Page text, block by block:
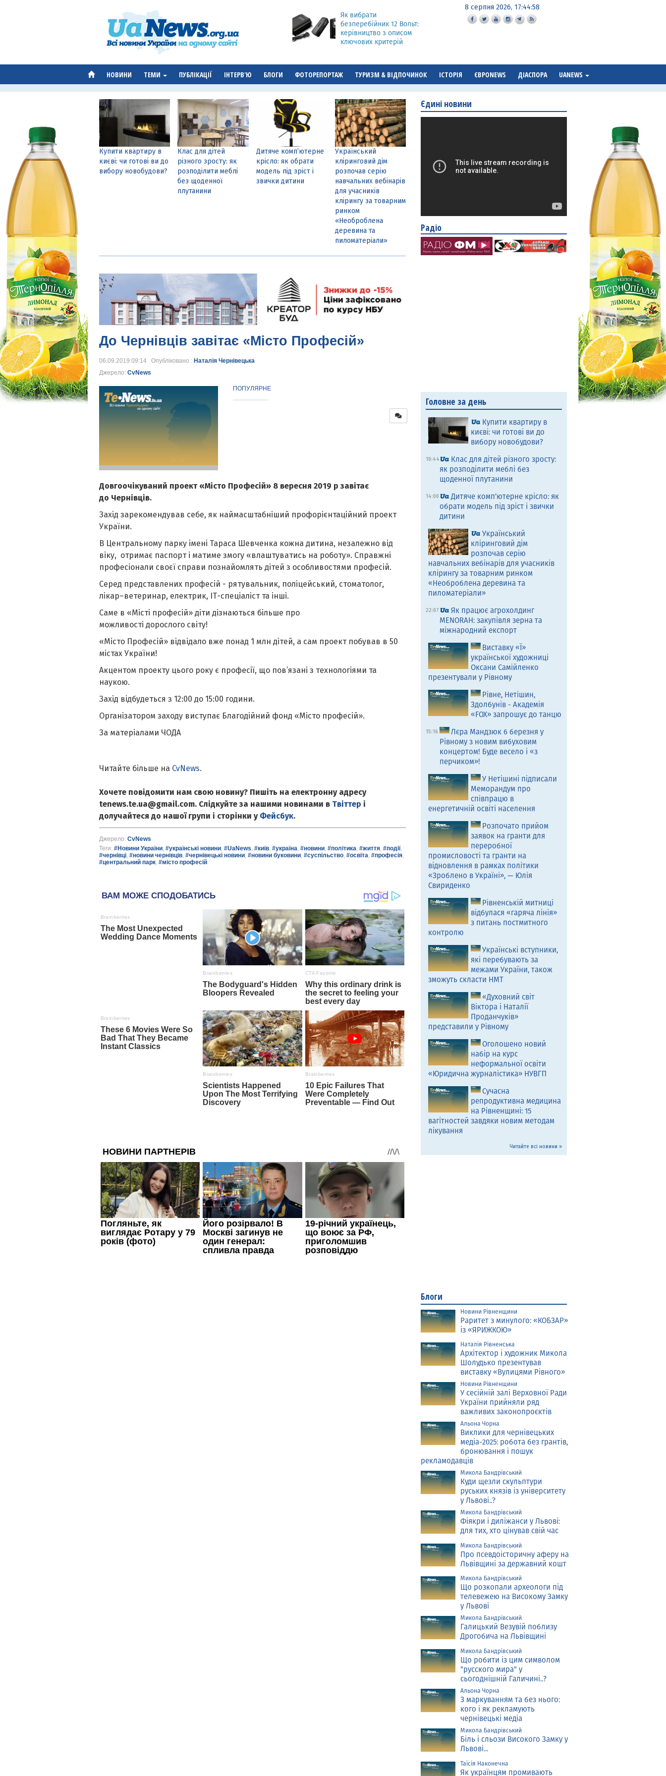
Як вибрати
безперебійник 12 Вольт:
керівництво з описом
ключових критерій
8 серпня 2026, 17:44:59
НОВИНИ ТЕМИ ПУБЛІКАЦІЇ ІНТЕРВ'Ю БЛОГИ ФОТОРЕПОРТАЖ ТУРИЗМ & ВІДПОЧИНОК ІСТОРІЯ ЄВРОNEWS ДІАСПОРА UANEWS
Купити квартиру в
києві: чи готові ви до
вибору новобудови?
Клас для дітей
різного зросту: як
розподілити меблі
без щоденної
плутанини
Дитяче комп’ютерне
крісло: як обрати
модель під зріст і
звички дитини
Український
кліринговий дім
розпочав серію
навчальних вебінарів
для учасників
клірингу за товарним
ринком
«Необроблена
деревина та
пиломатеріали»
До Чернівців завітає «Місто Професій»
06.09.2019 09:14 Опубліковано : Наталія Чернівецька
Джерело: CvNews
ПОПУЛЯРНЕ
Довгоочікуваний проект «Місто Професій» 8 вересня 2019 р завітає
до Чернівців.
Захід зарекомендував себе, як наймасштабніший профорієнтаційний проект
України.
В Центральному парку імені Тараса Шевченка кожна дитина, незалежно від
віку, отримає паспорт і матиме змогу «влаштуватись на роботу». Справжні
професіонали своєї справи познайомлять дітей з особливостями професій.
Серед представлених професій - рятувальник, поліцейський, стоматолог,
лікар–ветеринар, електрик, ІТ-спеціаліст та інші.
Саме в «Місті професій» діти дізнаються більше про
можливості дорослого світу!
«Місто Професій» відвідало вже понад 1 млн дітей, а сам проект побував в 50
містах України!
Акцентом проекту цього року є професії, що пов’язані з технологіями та
наукою.
Захід відбудеться з 12:00 до 15:00 години.
Організатором заходу виступає Благодійний фонд «Місто професій».
За матеріалами ЧОДА
Читайте більше на CvNews.
Хочете повідомити нам свою новину? Пишіть на електронну адресу
tenews.te.ua@gmail.com. Слідкуйте за нашими новинами в Твіттер і
долучайтеся до нашої групи і сторінки у Фейсбук.
Джерело: CvNews
Теги: #Новини України, #українські новини, #UaNews, #київ, #україна, #новини, #політика, #життя, #події,
#чернівці, #новини чернівців, #чернівецькі новини, #новини буковини, #суспільство, #освіта, #професія,
#центральний парк, #місто професій
Єдині новини
Радіо
Головне за день
Купити квартиру в
києві: чи готові ви до
вибору новобудови?
10:44
Клас для дітей різного зросту:
як розподілити меблі без
щоденної плутанини
14:00
Дитяче комп’ютерне крісло: як
обрати модель під зріст і звички
дитини
Український
кліринговий дім
розпочав серію
навчальних вебінарів для учасників
клірингу за товарним ринком
«Необроблена деревина та
пиломатеріали»
22:07
Як працює агрохолдинг
MENORAH: закупівля зерна та
міжнародний експорт
Виставку «Ї»
української художниці
Оксани Самійленко
презентували у Рівному
Рівне, Нетішин,
Здолбунів - Академія
«FOX» запрошує до танцю
15:16
Лєра Мандзюк 6 березня у
Рівному з новим вибуховим
концертом! Буде весело і «з
перчиком»!
У Нетішині підписали
Меморандум про
співпрацю в
енергетичній освіті населення
Розпочато прийом
заявок на гранти для
переробної
промисловості та гранти на
відновлення в рамках політики
«Зроблено в Україні», — Юлія
Свириденко
Рівненській митниці
відбулася «гаряча лінія»
з питань постмитного
контролю
Українські вступники,
які перебувають за
межами України, також
зможуть скласти НМТ
«Духовний світ
Віктора і Наталії
Проданчуків»
представили у Рівному
Оголошено новий
набір на курс
неформальної освіти
«Юридична журналістика» НУВГП
Сучасна
репродуктивна медицина
на Рівненщині: 15
вагітностей завдяки новим методам
лікування
Читайте всі новини »
Блоги
Новини Рівненщини
Раритет з минулого: «КОБЗАР»
із «ЯРИЖКОЮ»
Наталія Рівненська
Архітектор і художник Микола
Шолудько презентував
виставку «Вулицями Рівного»
Новини Рівненщини
У сесійній залі Верховної Ради
України прийняли ряд
важливих законопроєктів
Альона Чорна
Виклики для чернівецьких
медіа-2025: робота без грантів,
бронювання і пошук
рекламодавців
Микола Бандрівський
Куди щезли скульптури
руських князів із університету
у Львові..?
Микола Бандрівський
Фіякри і диліжанси у Львові:
для тих, хто цінував свій час
Микола Бандрівський
Про псевдоісторичну аферу на
Львівщині за державний кошт
Микола Бандрівський
Що розкопали археологи під
телевежею на Високому Замку
у Львові
Микола Бандрівський
Галицький Везувій поблизу
Дрогобича на Львівщині
Микола Бандрівський
Що робити із цим символом
"русского мира" у
сьогоднішній Галичині..?
Альона Чорна
З маркуванням та без нього:
кого і як рекламують
чернівецькі медіа
Микола Бандрівський
Біль і сльози Високого Замку у
Львові...
Таїсія Наконечна
Як українцям промивають